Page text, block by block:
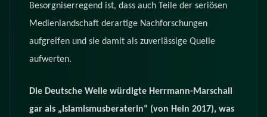
Besorgniserregend ist, dass auch Teile der seriösen
Medienlandschaft derartige Nachforschungen
aufgreifen und sie damit als zuverlässige Quelle
aufwerten.
Die Deutsche Welle würdigte Herrmann-Marschall
gar als „Islamismusberaterin“ (von Hein 2017), was